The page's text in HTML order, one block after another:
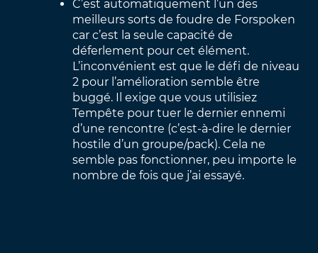
C’est automatiquement l’un des
meilleurs sorts de foudre de Forspoken
car c’est la seule capacité de
déferlement pour cet élément.
L’inconvénient est que le défi de niveau
2 pour l’amélioration semble être
buggé. Il exige que vous utilisiez
Tempête pour tuer le dernier ennemi
d’une rencontre (c’est-à-dire le dernier
hostile d’un groupe/pack). Cela ne
semble pas fonctionner, peu importe le
nombre de fois que j’ai essayé.